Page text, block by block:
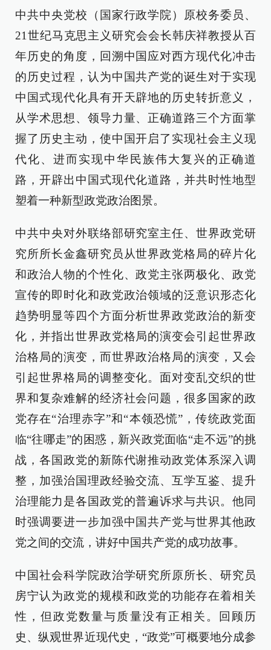
中共中央党校（国家行政学院）原校务委员、
21世纪马克思主义研究会会长韩庆祥教授从百
年历史的角度，回溯中国应对西方现代化冲击
的历史过程，认为中国共产党的诞生对于实现
中国式现代化具有开天辟地的历史转折意义，
从学术思想、领导力量、正确道路三个方面掌
握了历史主动，使中国开启了实现社会主义现
代化、进而实现中华民族伟大复兴的正确道
路，开辟出中国式现代化道路，并共时性地型
塑着一种新型政党政治图景。
中共中央对外联络部研究室主任、世界政党研
究所所长金鑫研究员从世界政党格局的碎片化
和政治人物的个性化、政党主张两极化、政党
宣传的即时化和政党政治领域的泛意识形态化
趋势明显等四个方面分析世界政党政治的新变
化，并指出世界政党格局的演变会引起世界政
治格局的演变，而世界政治格局的演变，又会
引起世界格局的调整变化。面对变乱交织的世
界和复杂难解的经济社会问题，很多国家的政
党存在“治理赤字”和“本领恐慌”，传统政党面
临“往哪走”的困惑，新兴政党面临“走不远”的挑
战，各国政党的新陈代谢推动政党体系深入调
整，加强治国理政经验交流、互学互鉴、提升
治理能力是各国政党的普遍诉求与共识。他同
时强调要进一步加强中国共产党与世界其他政
党之间的交流，讲好中国共产党的成功故事。
中国社会科学院政治学研究所原所长、研究员
房宁认为政党的规模和政党的功能存在着相关
性，但政党数量与质量没有正相关。回顾历
史、纵观世界近现代史，“政党”可概要地分成参